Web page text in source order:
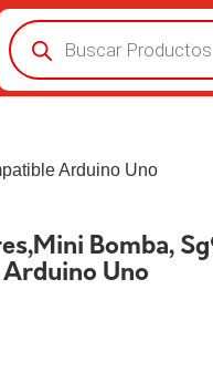
Búsqueda
de
productos
Arduino Uno
Bomba,
Uno